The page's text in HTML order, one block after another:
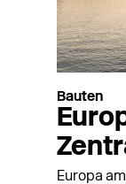
Bauten
Europa